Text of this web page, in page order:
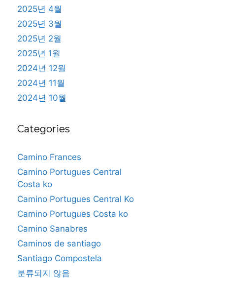
2025년 4월
2025년 3월
2025년 2월
2025년 1월
2024년 12월
2024년 11월
2024년 10월
Categories
Camino Frances
Camino Portugues Central
Costa ko
Camino Portugues Central Ko
Camino Portugues Costa ko
Camino Sanabres
Caminos de santiago
Santiago Compostela
분류되지 않음